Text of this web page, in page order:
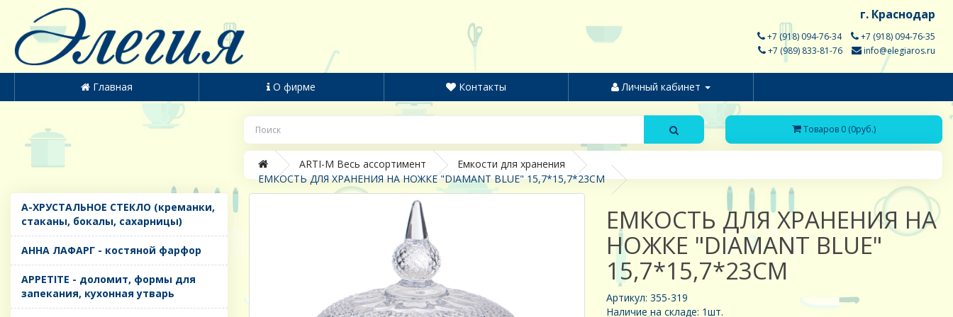
г. Краснодар
+7 (918) 094-76-34
+7 (918) 094-76-35
+7 (989) 833-81-76
info@elegiaros.ru
Главная О фирме Контакты Личный кабинет
Товаров 0 (0руб.)
ARTI-M Весь ассортимент
Емкости для хранения
ЕМКОСТЬ ДЛЯ ХРАНЕНИЯ НА НОЖКЕ "DIAMANT BLUE" 15,7*15,7*23СМ
A-ХРУСТАЛЬНОЕ СТЕКЛО (креманки,
стаканы, бокалы, сахарницы)
AHHA ЛАФАРГ - костяной фарфор
APPETITE - доломит, формы для
запекания, кухонная утварь
ЕМКОСТЬ ДЛЯ ХРАНЕНИЯ НА
НОЖКЕ "DIAMANT BLUE"
15,7*15,7*23СМ
Артикул: 355-319
Наличие на складе: 1шт.